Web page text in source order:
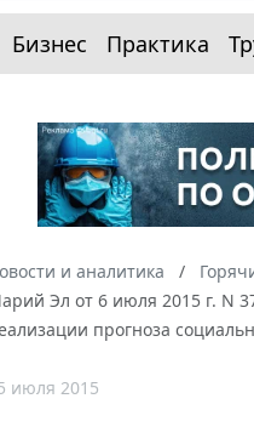
Бизнес Практика
и аналитика
Эл от 6 июля 2015 г. N
прогноза
июля 2015